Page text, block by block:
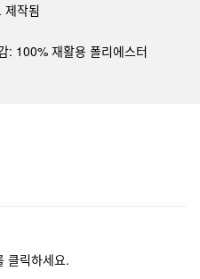
작됨
: 100% 재활용 폴리에스터
클릭하세요.